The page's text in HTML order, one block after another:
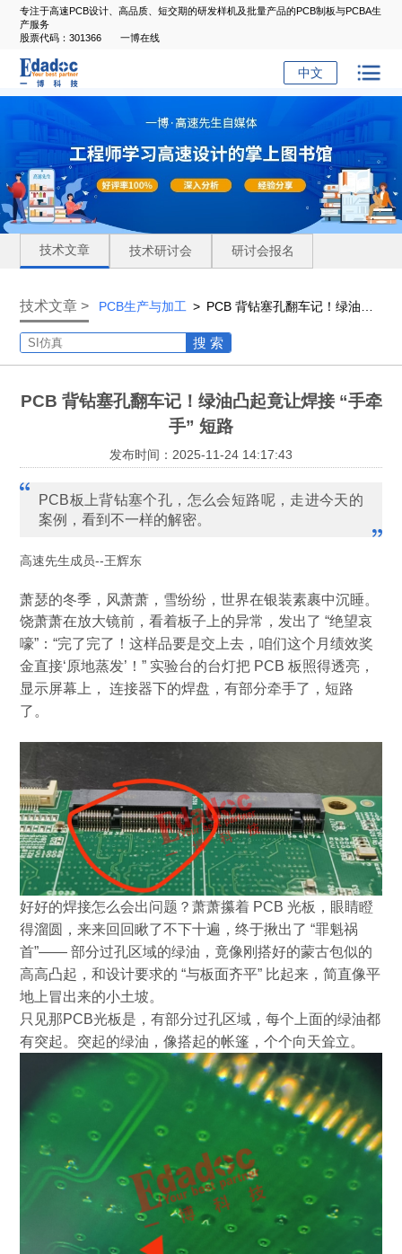
专注于高速PCB设计、高品质、短交期的研发样机及批量产品的PCB制板与PCBA生
产服务
股票代码：301366
一博在线
中文
技术文章 技术研讨会 研讨会报名
技术文章 > PCB生产与加工 >
搜 索
PCB 背钻塞孔翻车记！绿油凸起竟让焊接 “手牵
手” 短路
发布时间：2025-11-24 14:17:43
PCB板上背钻塞个孔，怎么会短路呢，走进今天的
案例，看到不一样的解密。
高速先生成员--王辉东
萧瑟的冬季，风萧萧，雪纷纷，世界在银装素裹中沉睡。
饶萧萧在放大镜前，看着板子上的异常，发出了 “绝望哀
嚎” ：“完了完了！这样品要是交上去，咱们这个月绩效奖
金直接‘原地蒸发’ ！” 实验台的台灯把 PCB板照得透亮，
显示屏幕上，
连接器下的焊盘，有部分牵手了，短路
了。
好好的焊接怎么会出问题？萧萧攥着 PCB光板，眼睛瞪
得溜圆，来来回回瞅了不下十遍，终于揪出了 “罪魁祸
首”——部分过孔区域的绿油，竟像刚搭好的蒙古包似的
高高凸起，和设计要求的 “与板面齐平” 比起来，简直像平
地上冒出来的小土坡。
只见那PCB光板是，有部分过孔区域，每个上面的绿油都
有突起。突起的绿油，像搭起的帐篷，个个向天耸立。